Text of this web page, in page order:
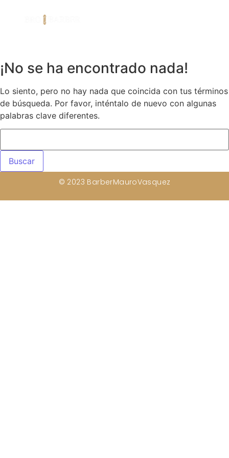
¡No se ha encontrado nada!
Lo siento, pero no hay nada que coincida con tus términos
de búsqueda. Por favor, inténtalo de nuevo con algunas
palabras clave diferentes.
© 2023 BarberMauroVasquez